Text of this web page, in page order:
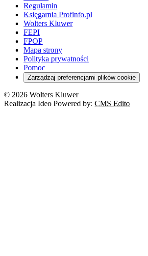
Regulamin
Księgarnia Profinfo.pl
Wolters Kluwer
FEPI
FPOP
Mapa strony
Polityka prywatności
Pomoc
Zarządzaj preferencjami plików cookie
© 2026 Wolters Kluwer
Realizacja Ideo Powered by: CMS Edito